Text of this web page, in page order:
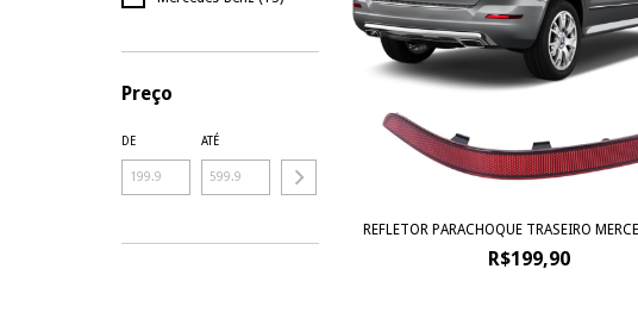
Preço
DE ATÉ
REFLETOR PARACHOQUE TRASEIRO
R$199,90